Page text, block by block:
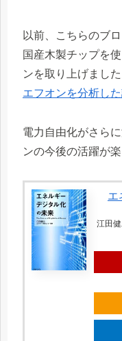
以前、こちらのブ
国産木製チップを
ンを取り上げました
エフオンを分析し
電力自由化がさら
ンの今後の活躍が楽
エ
江田